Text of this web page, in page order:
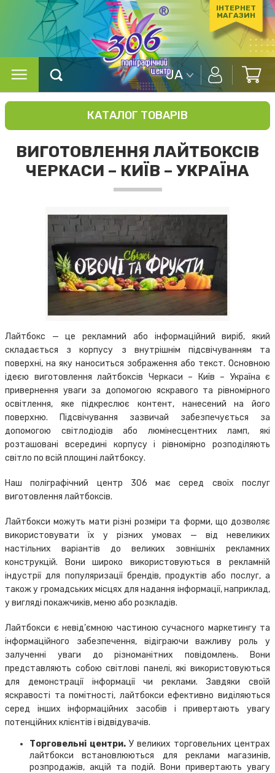
ІНТЕРНЕТ
МАГАЗИН
UA
КАТАЛОГ ТОВАРІВ
ВИГОТОВЛЕННЯ ЛАЙТБОКСІВ
ЧЕРКАСИ – КИЇВ – УКРАЇНА
Лайтбокс — це рекламний або інформаційний виріб, який
складається з корпусу з внутрішнім підсвічуванням та
поверхні, на яку наноситься зображення або текст. Основною
ідеєю виготовлення лайтбоксів Черкаси – Київ – Україна є
привернення уваги за допомогою яскравого та рівномірного
освітлення, яке підкреслює контент, нанесений на його
поверхню. Підсвічування зазвичай забезпечується за
допомогою світлодіодів або люмінесцентних ламп, які
розташовані всередині корпусу і рівномірно розподіляють
світло по всій площині лайтбоксу.
Наш поліграфічний центр 306 має серед своїх послуг
виготовлення лайтбоксів.
Лайтбокси можуть мати різні розміри та форми, що дозволяє
використовувати їх у різних умовах — від невеликих
настільних варіантів до великих зовнішніх рекламних
конструкцій. Вони широко використовуються в рекламній
індустрії для популяризації брендів, продуктів або послуг, а
також у громадських місцях для надання інформації, наприклад,
у вигляді покажчиків, меню або розкладів.
Лайтбокси є невід’ємною частиною сучасного маркетингу та
інформаційного забезпечення, відіграючи важливу роль у
залученні уваги до різноманітних повідомлень. Вони
представляють собою світлові панелі, які використовуються
для демонстрації інформації чи реклами. Завдяки своїй
яскравості та помітності, лайтбокси ефективно виділяються
серед інших інформаційних засобів і привертають увагу
потенційних клієнтів і відвідувачів.
Торговельні центри. У великих торговельних центрах
лайтбокси встановлюються для реклами магазинів,
розпродажів, акцій та подій. Вони привертають увагу